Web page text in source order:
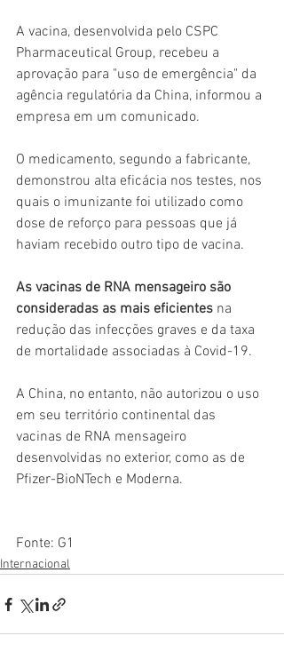
A vacina, desenvolvida pelo CSPC
Pharmaceutical Group, recebeu a
aprovação para "uso de emergência" da
agência regulatória da China, informou a
empresa em um comunicado.
O medicamento, segundo a fabricante,
demonstrou alta eficácia nos testes, nos
quais o imunizante foi utilizado como
dose de reforço para pessoas que já
haviam recebido outro tipo de vacina.
As vacinas de RNA mensageiro são
consideradas as mais eficientes na
redução das infecções graves e da taxa
de mortalidade associadas à Covid-19.
A China, no entanto, não autorizou o uso
em seu território continental das
vacinas de RNA mensageiro
desenvolvidas no exterior, como as de
Pfizer-BioNTech e Moderna.
Fonte: G1
Internacional